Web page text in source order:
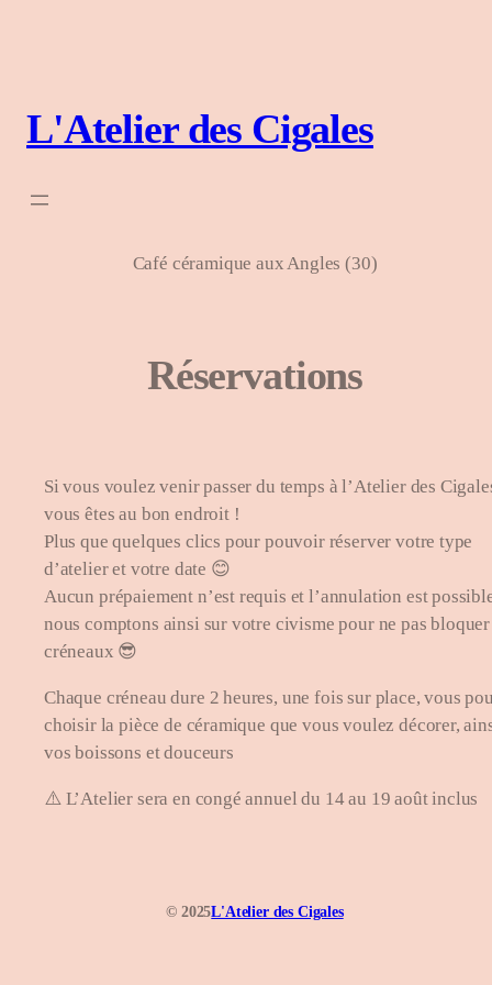
L'Atelier des Cigales
Café céramique aux Angles (30)
Réservations
Si vous voulez venir passer du temps à l’Atelier des
vous êtes au bon endroit !
Plus que quelques clics pour pouvoir réserver votre type
d’atelier et votre date 😊
Aucun prépaiement n’est requis et l’annulation est
nous comptons ainsi sur votre civisme pour ne pas
créneaux 😎
Chaque créneau dure 2 heures, une fois sur place, vous
choisir la pièce de céramique que vous voulez décorer,
vos boissons et douceurs
⚠️ L’Atelier sera en congé annuel du 14 au 19 août inclus
© 2025L'Atelier des Cigales